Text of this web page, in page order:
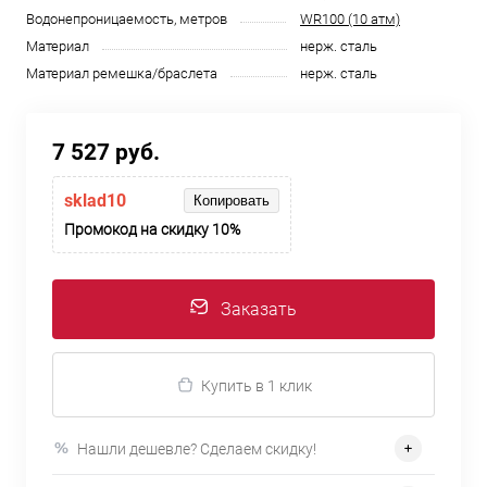
Водонепроницаемость, метров
WR100 (10 атм)
Материал
нерж. сталь
Материал ремешка/браслета
нерж. сталь
7 527 руб.
sklad10 Копировать
Промокод на скидку 10%
Заказать
Купить в 1 клик
Нашли дешевле? Сделаем скидку!